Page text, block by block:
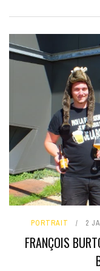
PORTRAIT 2
FRANÇOIS